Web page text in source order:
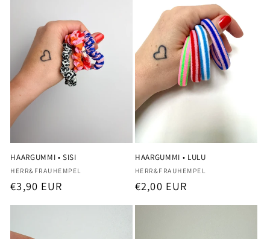
HAARGUMMI • SISI
Anbieter:
HERR&FRAUHEMPEL
Normaler
Preis
€3,90 EUR
HAARGUMMI • LULU
Anbieter:
HERR&FRAUHEMPEL
Normaler
Preis
€2,00 EUR